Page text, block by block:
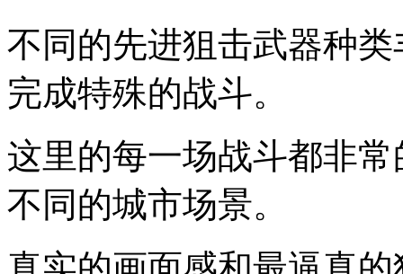
不同的先进狙击武器种
完成特殊的战斗。
这里的每一场战斗都非
不同的城市场景。